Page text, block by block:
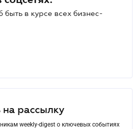
быть в курсе всех бизнес-
рассылку
weekly-digest о ключевых событиях